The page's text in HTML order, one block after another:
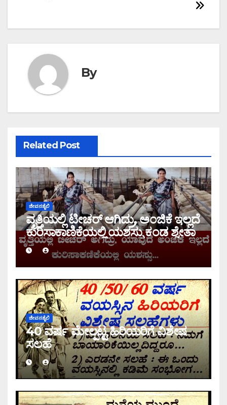
By
Related Post
ಜೀವನಶೈಲಿ
ವೃತ್ತಿಯಲ್ಲಿ ಟೀಚರ್ ಆಗಿದ್ರು, ಅಂಜಿಕೆ ಇಲ್ಲದೆ
ಕುರಿಸಾಕಾಣಿಕೆಯಲ್ಲಿ ಯಶಸ್ಸು ಕಂಡ ಶ್ವೇತಾ
ಜೀವನಶೈಲಿ
40 ವರ್ಷ ಮೇಲ್ಪಟ್ಟ ಹಿರಿಯರಿಗೆ ವಿಶೇಷ
ಸಲಹೆ